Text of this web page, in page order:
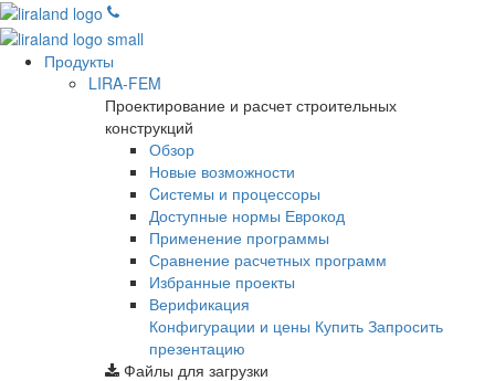
Продукты
LIRA-FEM
Проектирование и расчет строительных
конструкций
Обзор
Новые возможности
Cистемы и процессоры
Доступные нормы Еврокод
Применение программы
Сравнение расчетных программ
Избранные проекты
Верификация
Конфигурации и цены Купить Запросить
презентацию
Файлы для загрузки